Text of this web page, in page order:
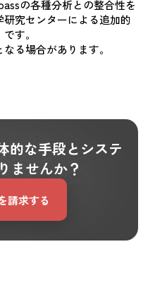
の各種分析との整合性を
究センターによる追加的
す。
る場合があります。
的な手段とシステ
ませんか？
請求する